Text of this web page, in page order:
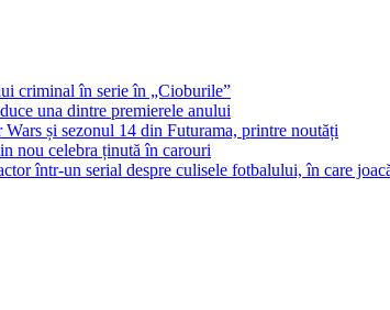
criminal în serie în „Cioburile”
una dintre premierele anului
și sezonul 14 din Futurama, printre noutăți
nou celebra ținută în carouri
într-un serial despre culisele fotbalului, în care